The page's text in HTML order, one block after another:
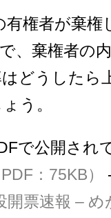
有権者が棄権
、棄権者の
どうしたら
う。
で公開され
：75KB）
開票速報 –